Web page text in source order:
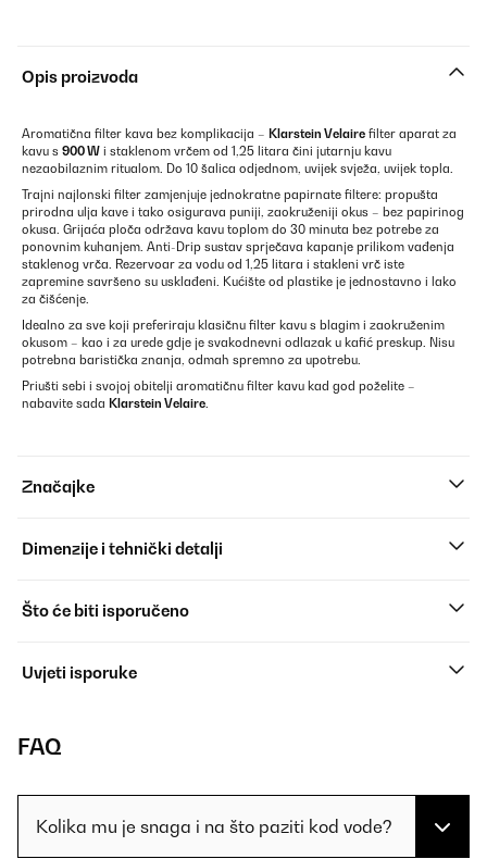
Opis proizvoda
Aromatična filter kava bez komplikacija – Klarstein Velaire filter aparat za
kavu s 900 W i staklenom vrčem od 1,25 litara čini jutarnju kavu
nezaobilaznim ritualom. Do 10 šalica odjednom, uvijek svježa, uvijek topla.
Trajni najlonski filter zamjenjuje jednokratne papirnate filtere: propušta
prirodna ulja kave i tako osigurava puniji, zaokruženiji okus – bez papirinog
okusa. Grijaća ploča održava kavu toplom do 30 minuta bez potrebe za
ponovnim kuhanjem. Anti-Drip sustav sprječava kapanje prilikom vađenja
staklenog vrča. Rezervoar za vodu od 1,25 litara i stakleni vrč iste
zapremine savršeno su usklađeni. Kućište od plastike je jednostavno i lako
za čišćenje.
Idealno za sve koji preferiraju klasičnu filter kavu s blagim i zaokruženim
okusom – kao i za urede gdje je svakodnevni odlazak u kafić preskup. Nisu
potrebna baristička znanja, odmah spremno za upotrebu.
Priušti sebi i svojoj obitelji aromatičnu filter kavu kad god poželite –
nabavite sada Klarstein Velaire.
Značajke
Dimenzije i tehnički detalji
Što će biti isporučeno
Uvjeti isporuke
FAQ
Kolika mu je snaga i na što paziti kod vode?